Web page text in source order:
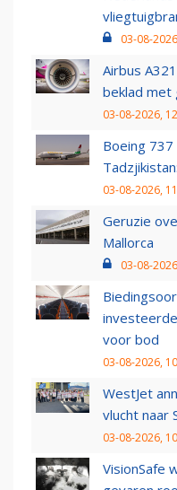
03-08-
Airbus
beklad met
03-08-2026,
Boeing 737
03-08-2026,
Geruzie
Mallorca
03-08-
voor bod
03-08-2026,
WestJet
vlucht naar
03-08-2026,
VisionSafe